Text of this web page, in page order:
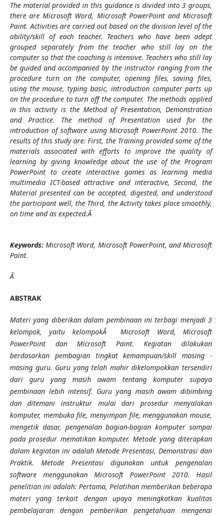
The material provided in this guidance is divided into 3 groups,
there are Microsoft Word, Microsoft PowerPoint and Microsoft
Paint. Activities are carried out based on the division level of the
ability/skill of each teacher. Teachers who have been adept
grouped separately from theteacher who still lay on the
computer so that the coaching is intensive. Teachers who still lay
be guided and accompanied by the instructor ranging from the
procedure turn on the computer, opening files, saving files,
using the mouse, typing basic, introduction computer parts up
on the procedure to turn off the computer. The methods applied
in this activity is the Method of Presentation, Demonstration
and Practice. The method of Presentation used for the
introduction of software using Microsoft PowerPoint 2010. The
results of this study are: First, the Training provided some of the
materials associated with efforts to improve the quality of
learning by giving knowledge about the use of the Program
PowerPoint to create interactive games as learning media
multimedia ICT-based attractive and interactive, Second, the
Material presented can be accepted, digested, and understood
the participant well, the Third, the Activity takes place smoothly,
on time and as expected.Â
Keywords:Microsoft Word, Microsoft PowerPoint, and Microsoft
Paint.
Â
ABSTRAK
Materi yang diberikan dalam pembinaan ini terbagi menjadi 3
kelompok, yaitu kelompokÂ Microsoft Word, Microsoft
PowerPointdanMicrosoft Paint. Kegiatan dilakukan
berdasarkan pembagian tingkat kemampuan/skill masing -
masing guru. Guru yang telah mahir dikelompokkan tersendiri
dari guru yang masih awam tentang komputer supaya
pembinaan lebih intensif. Guru yang masih awam dibimbing
dan ditemani instruktur mulai dari prosedur menyalakan
komputer, membuka file, menyimpan file, menggunakan mouse,
mengetik dasar, pengenalan bagian-bagian komputer sampai
pada prosedur mematikan komputer. Metode yang diterapkan
dalam kegiatan ini adalah Metode Presentasi, Demonstrasi dan
Praktik. Metode Presentasi digunakan untuk pengenalan
software menggunakan Microsoft PowerPoint 2010.Hasil
penelitian ini adalah: Pertama, Pelatihan memberikan beberapa
materi yang terkait dengan upaya meningkatkan kualitas
pembelajaran dengan pemberikan pengetahuan mengenai